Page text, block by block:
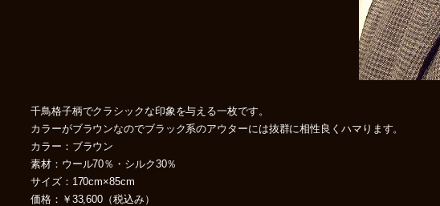
千鳥格子柄でクラシックな印象を与える一枚です。
カラーがブラウンなのでブラック系のアウターには抜群に相性良くハマります。
カラー：ブラウン
素材：ウール70％・シルク30％
サイズ：170cm×85cm
価格：￥33,600（税込み）